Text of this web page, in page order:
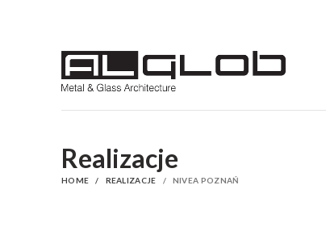
Realizacje
HOME REALIZACJE NIVEA POZNAŃ